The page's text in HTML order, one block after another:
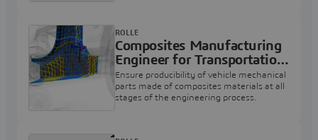
Composites Manufacturing
Engineer for Transportation
& Mobility
Ensure producibility of vehicle mechanical
parts made of composites materials at all
stages of the engineering process.
ROLLE